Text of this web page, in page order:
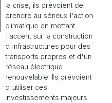
la crise, ils prévoient de
prendre au sérieux l'action
climatique en mettant
l'accent sur la construction
d'infrastructures pour des
transports propres et d'un
réseau électrique
renouvelable. Ils prévoient
d'utiliser ces
investissements majeurs